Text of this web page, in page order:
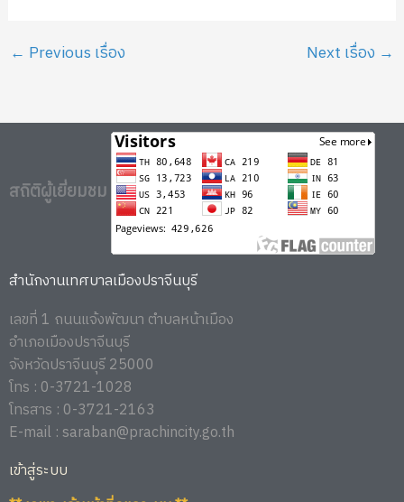
← Previous เรื่อง Next เรื่อง →
สถิติผู้เยี่ยมชม
สำนักงานเทศบาลเมืองปราจีนบุรี
เลขที่ 1 ถนนแจ้งพัฒนา ตำบลหน้าเมือง
อำเภอเมืองปราจีนบุรี
จังหวัดปราจีนบุรี 25000
โทร : 0-3721-1028
โทรสาร : 0-3721-2163
E-mail : saraban@prachincity.go.th
เข้าสู่ระบบ